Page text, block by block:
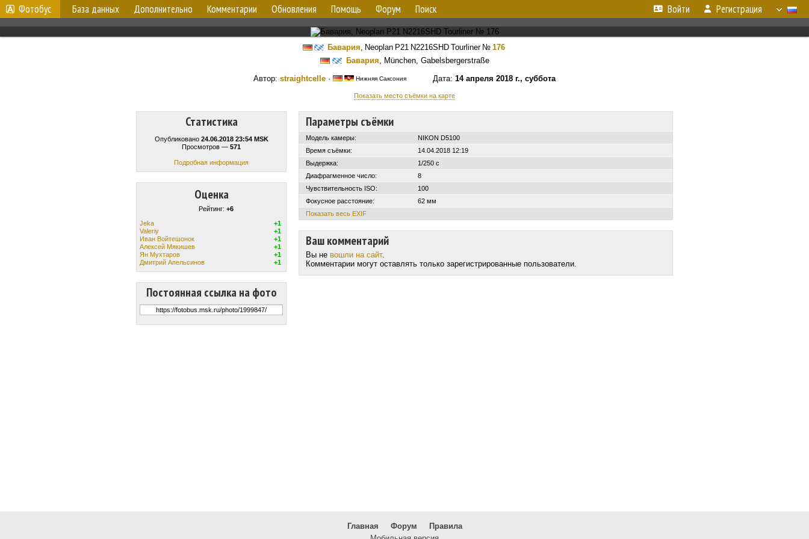
Фотобус База данных Дополнительно Комментарии Обновления Помощь Форум Поиск Войти Регистрация
Бавария, Neoplan P21 N2216SHD Tourliner№ 176
Бавария, München, Gabelsbergerstraße
Автор: straightcelle · Нижняя Саксония Дата: 14 апреля 2018 г., суббота
Показать место съёмки на карте
Статистика
Опубликовано 24.06.2018 23:54 MSK
Просмотров — 571
Подробная информация
Оценка
Рейтинг: +6
Jeka
+1
Valeriy
+1
Иван Войтешонок
+1
Алексей Мякишев
+1
Ян Мухтаров
+1
Дмитрий Апельсинов
+1
Постоянная ссылка на фото
Параметры съёмки
Модель камеры:
NIKON D5100
Время съёмки:
14.04.2018 12:19
Выдержка:
1/250 с
Диафрагменное число:
8
Чувствительность ISO:
100
Фокусное расстояние:
62 мм
Показать весь EXIF
Ваш комментарий
Вы не вошли на сайт.
Комментарии могут оставлять только зарегистрированные пользователи.
Главная Форум
Правила